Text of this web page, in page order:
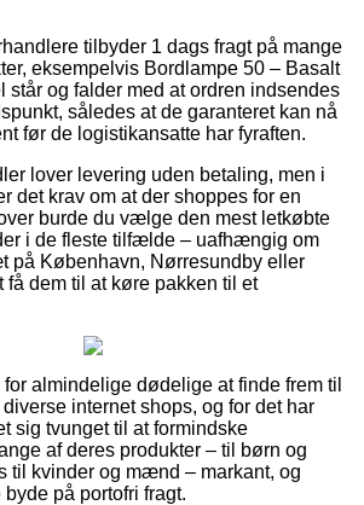
tilbyder 1 dags fragt på mange
eksempelvis Bordlampe 50 – Basalt
står og falder med at ordren indsendes
således at de garanteret kan nå
før de logistikansatte har fyraften.
lover levering uden betaling, men i
det krav om at der shoppes for en
burde du vælge den mest letkøbte
i de fleste tilfælde – uafhængig om
på København, Nørresundby eller
dem til at køre pakken til et
almindelige dødelige at finde frem til
internet shops, og for det har
sig tvunget til at formindske
af deres produkter – til børn og
til kvinder og mænd – markant, og
på portofri fragt.